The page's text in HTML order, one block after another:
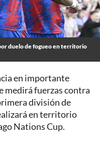
duelo de fogueo en territorio
en importante
medirá fuerzas contra
división de
en territorio
Nations Cup.